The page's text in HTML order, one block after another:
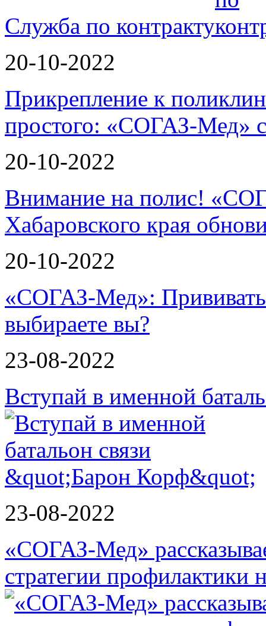
Служба по контракту
20-10-2022
Прикрепление к
простого: «СОГАЗ-Мед»
20-10-2022
Внимание на полис!
Хабаровского края
20-10-2022
«СОГАЗ-Мед»:
выбираете вы?
23-08-2022
Вступай в именной
23-08-2022
«СОГАЗ-Мед»
стратегии